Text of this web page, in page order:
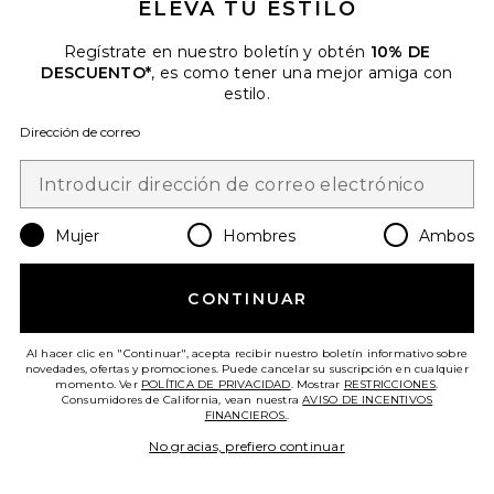
Favorite VESTIDO CUERO STINE
Colecciones
VESTIDO CUERO STINE
ELEVA TU ESTILO
Regístrate en nuestro boletín y obtén 10% DE
DESCUENTO*, es como tener una mejor amiga con
estilo.
Dirección de correo
Mujer Hombres Ambos
CONTINUAR
Al hacer clic en "Continuar", acepta recibir nuestro boletín informativo sobre
novedades, ofertas y promociones. Puede cancelar su suscripción en cualquier
momento. Ver POLÍTICA DE PRIVACIDAD. Mostrar RESTRICCIONES.
Consumidores de California, vean nuestraAVISO DE INCENTIVOS
FINANCIEROS..
No gracias, prefiero continuar